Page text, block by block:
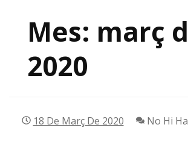
Mes: març
2020
18 De Març De 2020 No Hi